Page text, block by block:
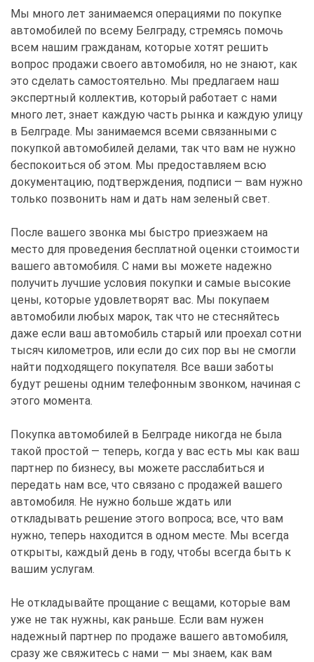
Мы много лет занимаемся операциями по покупке
автомобилей по всему Белграду, стремясь помочь
всем нашим гражданам, которые хотят решить
вопрос продажи своего автомобиля, но не знают, как
это сделать самостоятельно. Мы предлагаем наш
экспертный коллектив, который работает с нами
много лет, знает каждую часть рынка и каждую улицу
в Белграде. Мы занимаемся всеми связанными с
покупкой автомобилей делами, так что вам не нужно
беспокоиться об этом. Мы предоставляем всю
документацию, подтверждения, подписи — вам нужно
только позвонить нам и дать нам зеленый свет.
После вашего звонка мы быстро приезжаем на
место для проведения бесплатной оценки стоимости
вашего автомобиля. С нами вы можете надежно
получить лучшие условия покупки и самые высокие
цены, которые удовлетворят вас. Мы покупаем
автомобили любых марок, так что не стесняйтесь
даже если ваш автомобиль старый или проехал сотни
тысяч километров, или если до сих пор вы не смогли
найти подходящего покупателя. Все ваши заботы
будут решены одним телефонным звонком, начиная с
этого момента.
Покупка автомобилей в Белграде никогда не была
такой простой — теперь, когда у вас есть мы как ваш
партнер по бизнесу, вы можете расслабиться и
передать нам все, что связано с продажей вашего
автомобиля. Не нужно больше ждать или
откладывать решение этого вопроса; все, что вам
нужно, теперь находится в одном месте. Мы всегда
открыты, каждый день в году, чтобы всегда быть к
вашим услугам.
Не откладывайте прощание с вещами, которые вам
уже не так нужны, как раньше. Если вам нужен
надежный партнер по продаже вашего автомобиля,
сразу же свяжитесь с нами — мы знаем, как вам